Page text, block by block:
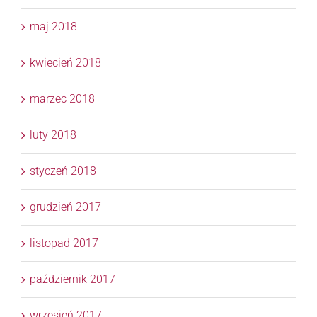
maj 2018
kwiecień 2018
marzec 2018
luty 2018
styczeń 2018
grudzień 2017
listopad 2017
październik 2017